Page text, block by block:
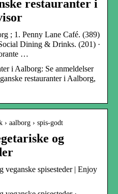
restauranter i
; 1. Penny Lane Café. (389)
Dining & Drinks. (201) ·
…
i Aalborg: Se anmeldelser
restauranter i Aalborg,
aalborg › spis-godt
og
spisesteder | Enjoy